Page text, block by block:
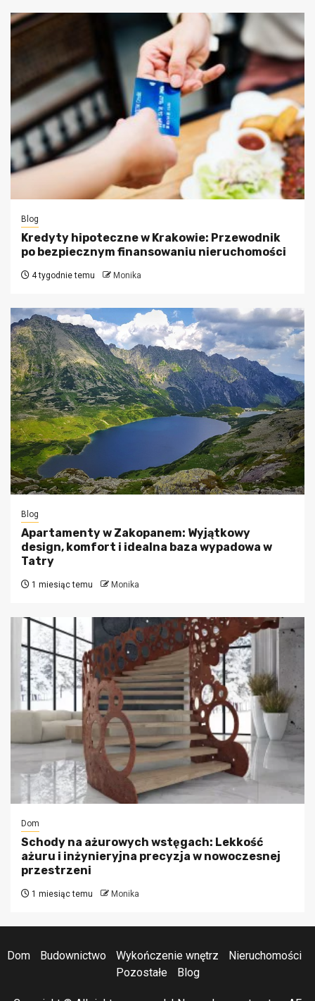
Blog
Kredyty hipoteczne w Krakowie: Przewodnik
po bezpiecznym finansowaniu nieruchomości
4 tygodnie temu Monika
Blog
Apartamenty w Zakopanem: Wyjątkowy
design, komfort i idealna baza wypadowa w
Tatry
1 miesiąc temu Monika
Dom
Schody na ażurowych wstęgach: Lekkość
ażuru i inżynieryjna precyzja w nowoczesnej
przestrzeni
1 miesiąc temu Monika
Dom Budownictwo Wykończenie wnętrz
Nieruchomości
Pozostałe
Blog